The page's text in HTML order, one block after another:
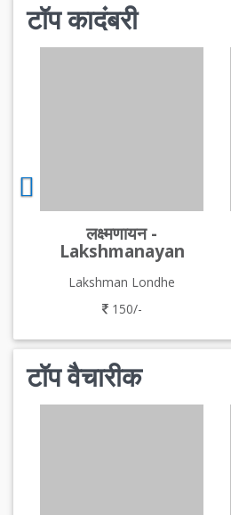
टॉप कादंबरी
लक्ष्मणायन -
Lakshmanayan
Lakshman Londhe
150/-
टॉप वैचारीक